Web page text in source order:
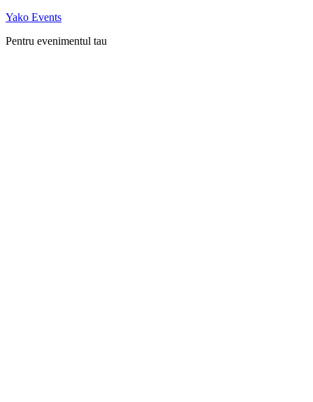
Skip
content
Yako Events
Pentru evenimentul tau